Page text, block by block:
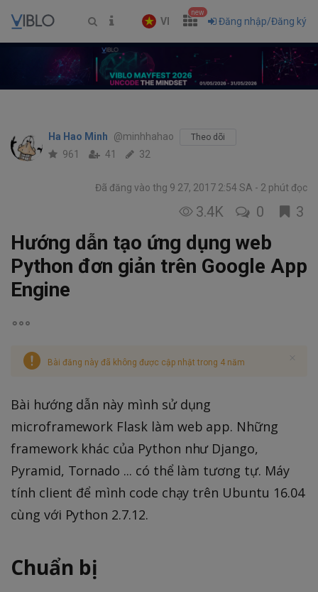
VI
new
Đăng nhập/Đăng ký
Ha Hao Minh @minhhahao Theo dõi
961 41 32
Đã đăng vào thg 9 27, 2017 2:54 SA 2 phút đọc
3.4K 0 3
Hướng dẫn tạo ứng dụng web
Python đơn giản trên Google App
Engine
Bài đăng này đã không được cập nhật trong 4 năm
Bài hướng dẫn này mình sử dụng
microframework Flask làm web app. Những
framework khác của Python như Django,
Pyramid, Tornado ... có thể làm tương tự. Máy
tính client để mình code chạy trên Ubuntu 16.04
cùng với Python 2.7.12.
Chuẩn bị